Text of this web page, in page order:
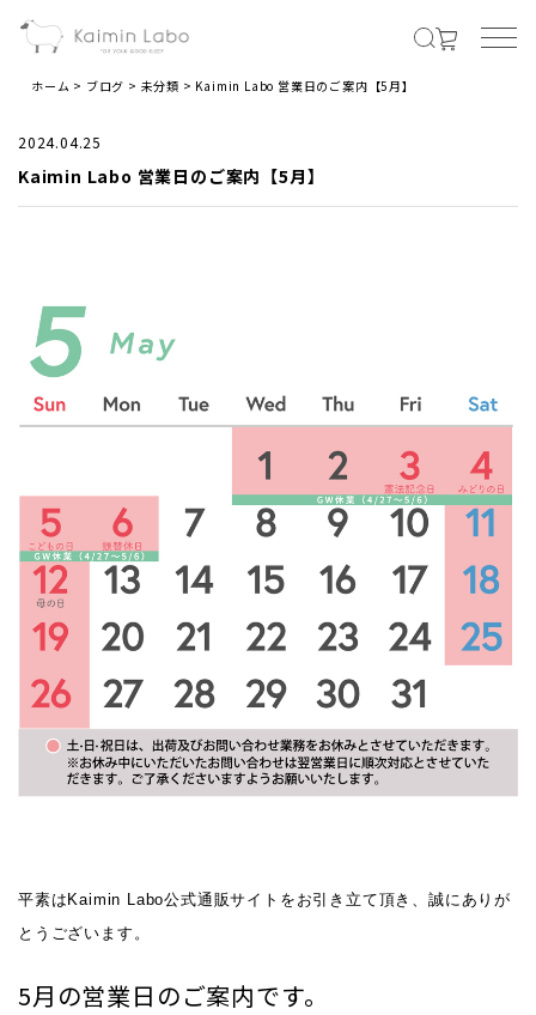
MENS
メンズ商品すべて
夏の涼しい素材
冬のあったか素材
LADIES
レディース商品すべて
オールシーズンの素材
冬のあったか素材
ホーム ブログ 未分類 Kaimin Labo 営業日のご案内【5月】
2024.04.25
Kaimin Labo 営業日のご案内【5月】
平素はKaimin Labo公式通販サイトをお引き立て頂き、誠にありが
とうございます。
5月の営業日のご案内です。